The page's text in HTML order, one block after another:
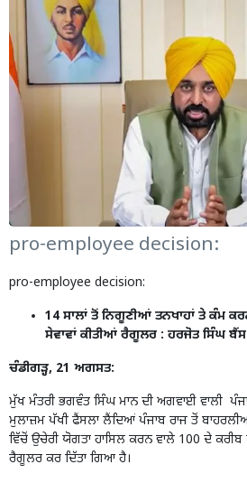
pro-employee decision:
pro-employee decision:
14 ਸਾਲਾਂ ਤੋਂ ਨਿਗੂਣੀਆਂ ਤਨਖਾਹਾਂ ਤੇ ਕੰਮ
ਸੇਵਾਵਾਂ ਕੀਤੀਆਂ ਰੈਗੂਲਰ : ਹਰਜੋਤ ਸਿੰਘ ਬੈਂਸ
ਚੰਡੀਗੜ੍ਹ, 21 ਅਗਸਤ:
ਮੁੱਖ ਮੰਤਰੀ ਭਗਵੰਤ ਸਿੰਘ ਮਾਨ ਦੀ ਅਗਵਾਈ ਵਾਲੀ
ਮੁਲਾਜ਼ਮ ਪੱਖੀ ਫੈਂਸਲਾ ਲੈਂਦਿਆਂ ਪੰਜਾਬ ਰਾਜ ਤੋਂ
ਵਿੱਚੋਂ ਉਚੇਰੀ ਯੋਗਤਾ ਹਾਸਿਲ ਕਰਨ ਵਾਲੇ 100 ਦੇ
ਰੈਗੂਲਰ ਕਰ ਦਿੱਤਾ ਗਿਆ ਹੈ।